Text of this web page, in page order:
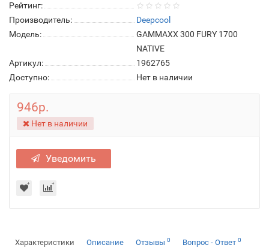
Рейтинг:
Производитель:
Deepcool
Модель:
GAMMAXX 300 FURY 1700
NATIVE
Артикул:
1962765
Доступно:
Нет в наличии
946р.
Нет в наличии
Уведомить
Характеристики Описание Отзывы 0 Вопрос - Ответ 0